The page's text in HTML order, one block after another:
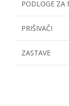
PODLOGE ZA
PRIŠIVAČI
ZASTAVE